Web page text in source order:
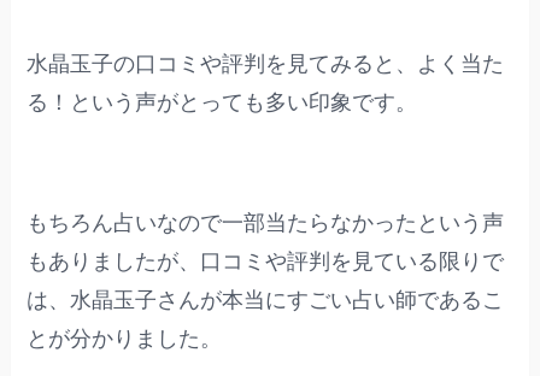
水晶玉子の口コミや評判を見てみると、よく当た
る！という声がとっても多い印象です。
もちろん占いなので一部当たらなかったという声
もありましたが、口コミや評判を見ている限りで
は、水晶玉子さんが本当にすごい占い師であるこ
とが分かりました。